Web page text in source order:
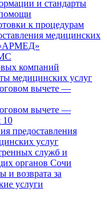
и стандарты
к процедурам
медицинских
компаний
медицинских услуг
вычете —
вычете —
10
предоставления
услуг
служб и
органов Сочи
и возврата за
услуги